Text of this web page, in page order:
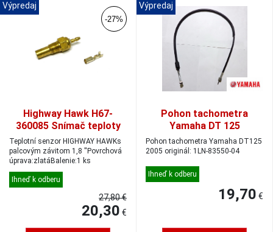
Výpredaj
-27%
Highway Hawk H67-
360085 Snímač teploty
1/8"
Teplotní senzor HIGHWAY HAWKs
palcovým závitom 1,8 ''Povrchová
úprava:zlatáBalenie:1 ks
Ihneď k odberu
27,80 €
20,30 €
Výpredaj
Pohon tachometra
Yamaha DT 125
Pohon tachometra Yamaha DT125
2005 originál: 1LN-83550-04
Ihneď k odberu
19,70 €